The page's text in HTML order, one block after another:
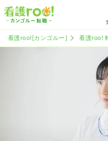
看護roo![カンゴルー] 看護roo!